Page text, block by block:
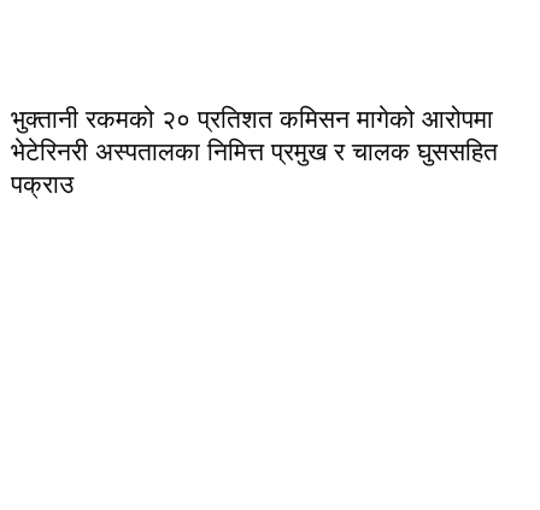
भुक्तानी रकमको २० प्रतिशत कमिसन मागेको आरोपमा
भेटेरिनरी अस्पतालका निमित्त प्रमुख र चालक घुससहित
पक्राउ